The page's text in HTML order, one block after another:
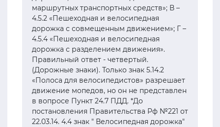
маршрутных транспортных средств»; В –
4.5.2 «Пешеходная и велосипедная
дорожка с совмещенным движением»; Г –
4.5.4 «Пешеходная и велосипедная
дорожка с разделением движения».
Правильный ответ - четвертый.
(Дорожные знаки). Только знак 5.14.2
«Полоса для велосипедистов» разрешает
движение мопедов, но он не представлен
в вопросе Пункт 24.7 ПДД. *До
постановления Правительства Рф №221 от
22.03.14. 4.4 знак " Велосипедная дорожка"